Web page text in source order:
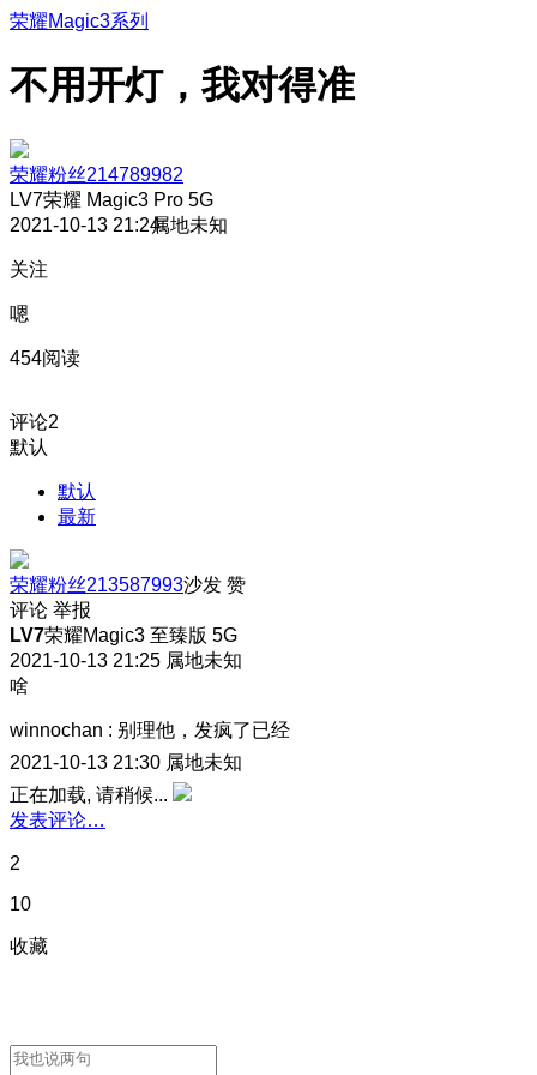
荣耀Magic3系列
不用开灯，我对得准
荣耀粉丝214789982
LV7荣耀 Magic3 Pro 5G
2021-10-13 21:24属地未知
关注
嗯
454阅读
评论2
默认
默认
最新
荣耀粉丝213587993沙发 赞
评论 举报
LV7荣耀Magic3 至臻版 5G
2021-10-13 21:25 属地未知
啥
winnochan : 别理他，发疯了已经
2021-10-13 21:30 属地未知
正在加载, 请稍候...
发表评论…
2
10
收藏